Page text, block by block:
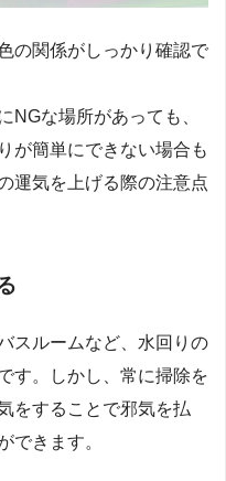
の関係がしっかり確認で
NGな場所があっても、
が簡単にできない場合も
運気を上げる際の注意点
スルームなど、水回りの
す。しかし、常に掃除を
をすることで邪気を払
できます。